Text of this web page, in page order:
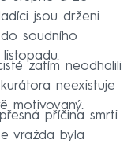
jsou drženi
soudního
zatím neodhalili
neexistuje
motivovaný.
příčina smrti
vražda byla